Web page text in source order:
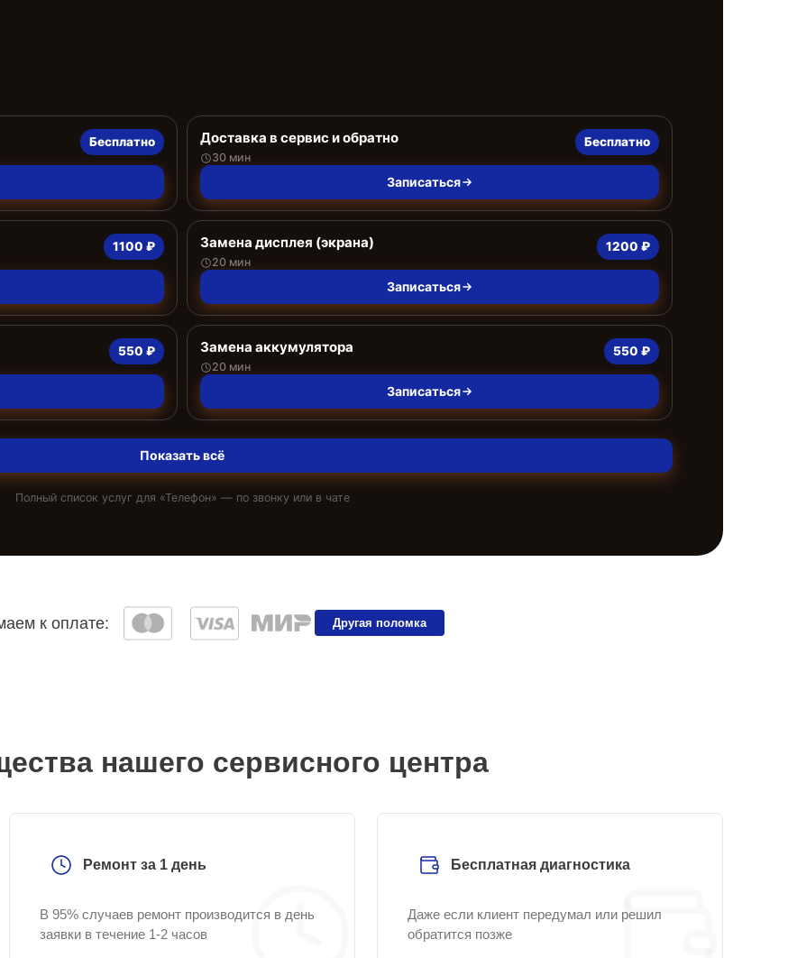
Бесплатно Доставка в сервис и обратно
30 мин
Бесплатно
Записаться
1100 ₽ Замена дисплея (экрана)
20 мин
1200 ₽
Записаться
550 ₽ Замена аккумулятора
20 мин
550 ₽
Записаться
Показать всё
Полный список услуг для «Телефон» — по звонку или в чате
к оплате: Другая поломка
нашего сервисного центра
Ремонт за 1 день
В 95% случаев ремонт производится в день
заявки в течение 1-2 часов
Бесплатная диагностика
Даже если клиент передумал или решил
обратится позже